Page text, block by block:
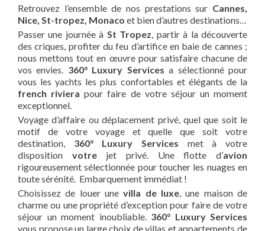
Retrouvez l’ensemble de nos prestations sur Cannes,
Nice, St-tropez, Monaco et bien d’autres destinations…
Passer une journée à St Tropez, partir à la découverte
des criques, profiter du feu d’artifice en baie de cannes ;
nous mettons tout en œuvre pour satisfaire chacune de
vos envies. 360° Luxury Services a sélectionné pour
vous les yachts les plus confortables et élégants de la
french riviera pour faire de votre séjour un moment
exceptionnel.
Voyage d’affaire ou déplacement privé, quel que soit le
motif de votre voyage et quelle que soit votre
destination, 360° Luxury Services met à votre
disposition votrejet privé. Une flotte d’avion
rigoureusement sélectionnée pour toucher les nuages en
toute sérénité. Embarquement immédiat !
Choisissez de louer unevilla de luxe, une maison de
charme ou une propriété d’exception pour faire de votre
séjour un moment inoubliable. 360° Luxury Services
vous propose un large choix de villas et appartements de